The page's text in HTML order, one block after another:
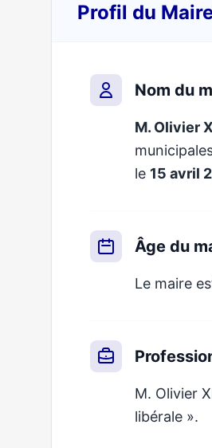
Profil du
Nom du
M. Olivier
le 15 avril
Âge du
Le maire
M. Olivier
libérale ».